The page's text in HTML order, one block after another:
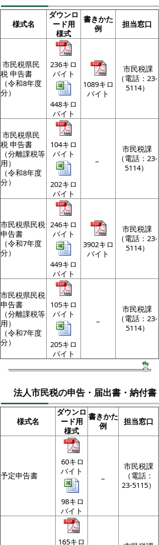
様式名
ダウンロ
ード用
様式
書きかた
例
担当窓口
市民税県民
税 申告書
（令和8年度
分）
236キロ
バイト
448キロ
バイト
1089キロ
バイト
市民税課
（電話：23-
5114）
市民税県民
税 申告書
（分離課税等
用）
（令和8年度
分）
104キロ
バイト
202キロ
バイト
市民税課
（電話：23-
5114）
市民税県民税
申告書
（令和7年度
分）
246キロ
バイト
449キロ
バイト
3902キロ
バイト
市民税課
（電話：23-
5114）
市民税県民税
申告書
（分離課税等
用）
（令和7年度
分）
105キロ
バイト
205キロ
バイト
市民税課
（電話：23-
5114）
法人市民税の申告・届出書・納付書
様式名
ダウンロ
ード用
様式
書きかた
例
担当窓口
予定申告書
60キロ
バイト
98キロ
バイト
市民税課
（電話：
23-5115）
165キロ